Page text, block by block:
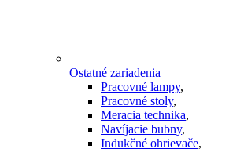
Ostatné zariadenia
Pracovné lampy,
Pracovné stoly,
Meracia technika,
Navíjacie bubny,
Indukčné ohrievače,